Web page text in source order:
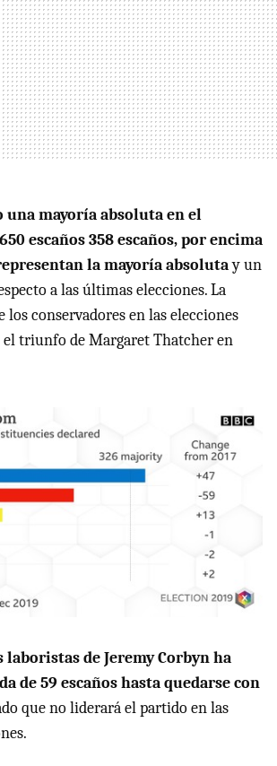
una mayoría absoluta en el
escaños 358 escaños, por encima
la mayoría absolutay un
a las últimas elecciones. La
conservadores en las elecciones
el triunfo de Margaret Thatcher en
laboristas de Jeremy Corbyn ha
de 59 escaños hasta quedarse con
que no liderará el partido en las